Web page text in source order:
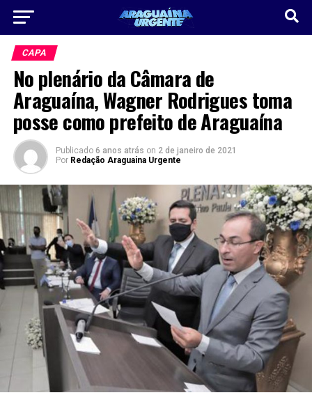
CAPA
No plenário da Câmara de
Araguaína, Wagner Rodrigues toma
posse como prefeito de Araguaína
Publicado 6 anos atrás on 2 de janeiro de 2021
Por Redação Araguaina Urgente